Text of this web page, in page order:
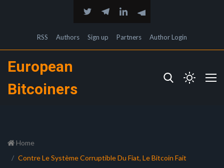
RSS Authors Sign up Partners Author Login
European
Bitcoiners
Home
Contre Le Système Corruptible Du Fiat, Le Bitcoin Fait